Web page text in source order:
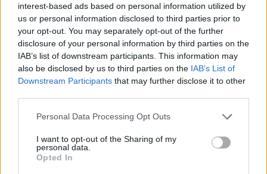
interest-based ads based on personal information utilized by
us or personal information disclosed to third parties prior to
your opt-out. You may separately opt-out of the further
disclosure of your personal information by third parties on the
IAB’s list of downstream participants. This information may
also be disclosed by us to third parties on the IAB’s List of
Downstream Participants that may further disclose it to other
Personal Data Processing Opt Outs
I want to opt-out of the Sharing of my
personal data.
Opted In
Η εταιρεία ΘΑΛΑΣΣΙΟΣ ΚΟΣΜΟΣ Α.Ε.Β.Ε. επιθυμεί να προσλάβει Αποθηκάριο